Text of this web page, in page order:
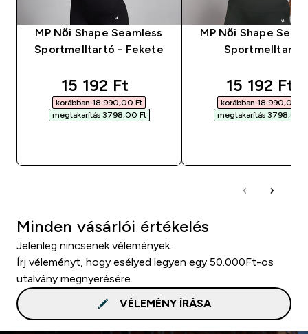
MP Női Shape Seamless
Sportmelltartó - Fekete
discounted price
15 192 Ft‎
korábban 18 990,00 Ft‎
megtakarítás 3798,00 Ft‎
MP Női Shape
Sportmelltartó
15 192 Ft‎
korábban 18 990,00 Ft‎
megtakarítás 3798,00
Minden vásárlói értékelés
Jelenleg nincsenek vélemények.
Írj véleményt, hogy esélyed legyen egy 50.000Ft-os
utalvány megnyerésére.
VÉLEMÉNY ÍRÁSA